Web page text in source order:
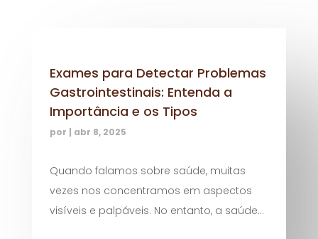
Exames para Detectar Problemas
Gastrointestinais: Entenda a
Importância e os Tipos
por | abr 8, 2025
Quando falamos sobre saúde, muitas
vezes nos concentramos em aspectos
visíveis e palpáveis. No entanto, a saúde...